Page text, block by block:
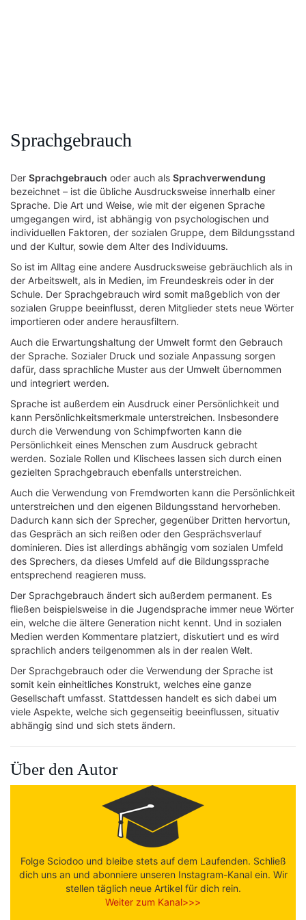
Sprachgebrauch
Der Sprachgebrauch oder auch als Sprachverwendung
bezeichnet – ist die übliche Ausdrucksweise innerhalb einer
Sprache. Die Art und Weise, wie mit der eigenen Sprache
umgegangen wird, ist abhängig von psychologischen und
individuellen Faktoren, der sozialen Gruppe, dem Bildungsstand
und der Kultur, sowie dem Alter des Individuums.
So ist im Alltag eine andere Ausdrucksweise gebräuchlich als in
der Arbeitswelt, als in Medien, im Freundeskreis oder in der
Schule. Der Sprachgebrauch wird somit maßgeblich von der
sozialen Gruppe beeinflusst, deren Mitglieder stets neue Wörter
importieren oder andere herausfiltern.
Auch die Erwartungshaltung der Umwelt formt den Gebrauch
der Sprache. Sozialer Druck und soziale Anpassung sorgen
dafür, dass sprachliche Muster aus der Umwelt übernommen
und integriert werden.
Sprache ist außerdem ein Ausdruck einer Persönlichkeit und
kann Persönlichkeitsmerkmale unterstreichen. Insbesondere
durch die Verwendung von Schimpfworten kann die
Persönlichkeit eines Menschen zum Ausdruck gebracht
werden. Soziale Rollen und Klischees lassen sich durch einen
gezielten Sprachgebrauch ebenfalls unterstreichen.
Auch die Verwendung von Fremdworten kann die Persönlichkeit
unterstreichen und den eigenen Bildungsstand hervorheben.
Dadurch kann sich der Sprecher, gegenüber Dritten hervortun,
das Gespräch an sich reißen oder den Gesprächsverlauf
dominieren. Dies ist allerdings abhängig vom sozialen Umfeld
des Sprechers, da dieses Umfeld auf die Bildungssprache
entsprechend reagieren muss.
Der Sprachgebrauch ändert sich außerdem permanent. Es
fließen beispielsweise in die Jugendsprache immer neue Wörter
ein, welche die ältere Generation nicht kennt. Und in sozialen
Medien werden Kommentare platziert, diskutiert und es wird
sprachlich anders teilgenommen als in der realen Welt.
Der Sprachgebrauch oder die Verwendung der Sprache ist
somit kein einheitliches Konstrukt, welches eine ganze
Gesellschaft umfasst. Stattdessen handelt es sich dabei um
viele Aspekte, welche sich gegenseitig beeinflussen, situativ
abhängig sind und sich stets ändern.
Über den Autor
Folge Sciodoo und bleibe stets auf dem Laufenden. Schließ
dich uns an und abonniere unseren Instagram-Kanal ein. Wir
stellen täglich neue Artikel für dich rein.
Weiter zum Kanal>>>